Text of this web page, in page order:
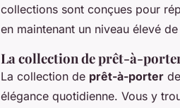
collections sont conçues pour
en maintenant un niveau élevé
La collection de prêt-à-
La collection de prêt-à-porter
élégance quotidienne. Vous y